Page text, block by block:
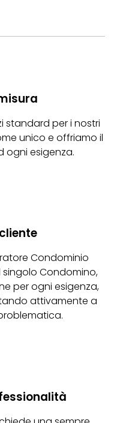
standard per i nostri
unico e offriamo il
ogni esigenza.
Condominio
Condomino,
per ogni esigenza,
attivamente a